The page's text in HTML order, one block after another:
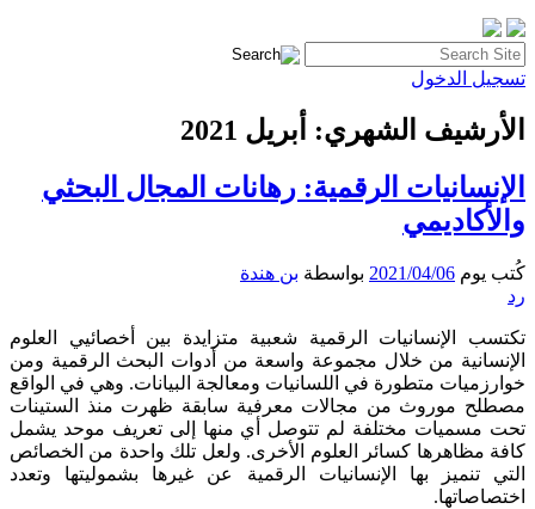
البحث
عن:
تسجيل الدخول
الأرشيف الشهري:
أبريل 2021
الإنسانيات الرقمية: رهانات المجال البحثي
والأكاديمي
كُتب يوم 2021/04/06 بواسطة بن هندة
رد
تكتسب الإنسانيات الرقمية شعبية متزايدة بين أخصائيي العلوم
الإنسانية من خلال مجموعة واسعة من أدوات البحث الرقمية ومن
خوارزميات متطورة في اللسانيات ومعالجة البيانات. وهي في الواقع
مصطلح موروث من مجالات معرفية سابقة ظهرت منذ الستينات
تحت مسميات مختلفة لم تتوصل أي منها إلى تعريف موحد يشمل
كافة مظاهرها كسائر العلوم الأخرى. ولعل تلك واحدة من الخصائص
التي تنميز بها الإنسانيات الرقمية عن غيرها بشموليتها وتعدد
اختصاصاتها.